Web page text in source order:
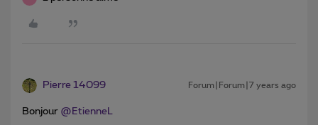
Pierre 14099 Forum|Forum|7 years ago
Bonjour @EtienneL